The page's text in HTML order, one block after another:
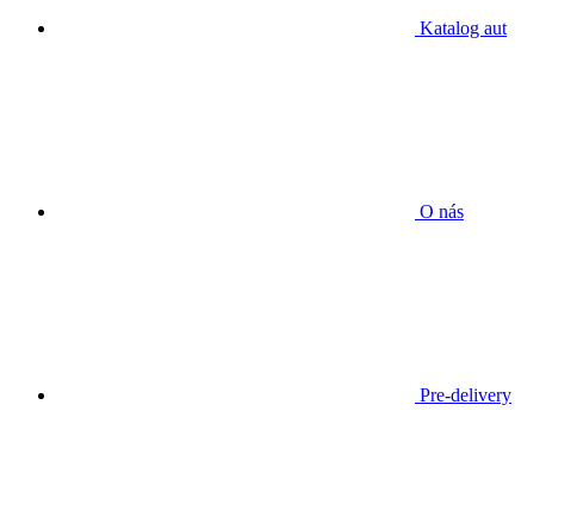
Katalog aut
O nás
Pre-delivery